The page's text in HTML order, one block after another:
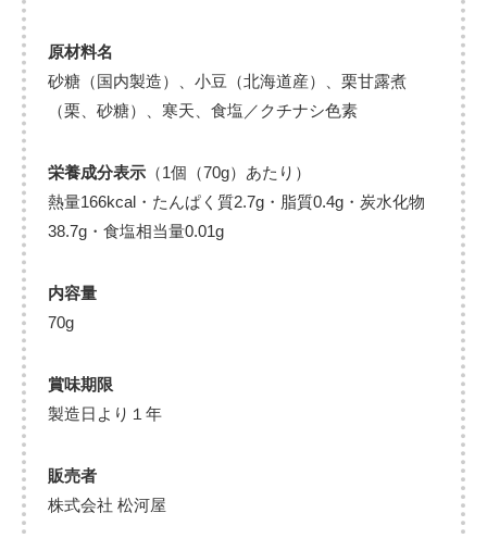
原材料名
砂糖（国内製造）、小豆（北海道産）、栗甘露煮
（栗、砂糖）、寒天、食塩／クチナシ色素
栄養成分表示 （1個（70g）あたり）
熱量166kcal・たんぱく質2.7g・脂質0.4g・炭水化物
38.7g・食塩相当量0.01g
内容量
70g
賞味期限
製造日より１年
販売者
株式会社 松河屋